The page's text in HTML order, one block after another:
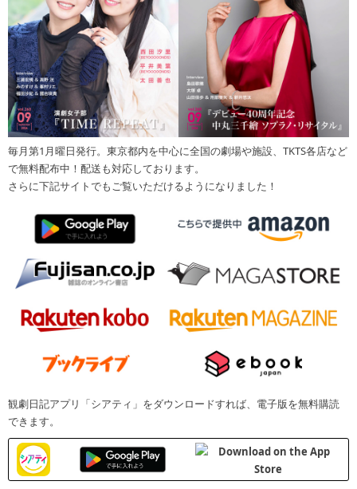
毎月第1月曜日発行。東京都内を中心に全国の劇場や施設、TKTS各店など
で無料配布中！配送も対応しております。
さらに下記サイトでもご覧いただけるようになりました！
観劇日記アプリ「シアティ」をダウンロードすれば、電子版を無料購読
できます。